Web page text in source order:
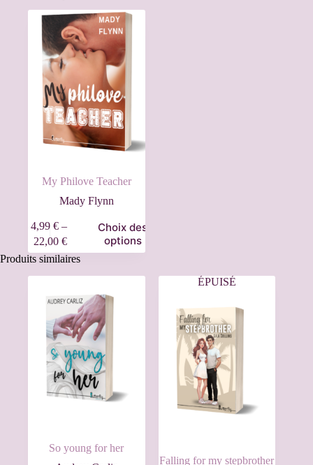
My Philove Teacher
Mady Flynn
4,99 €–
22,00 €
Choix des
options
Produits similaires
So young for her
ÉPUISÉ
Falling for my stepbrother